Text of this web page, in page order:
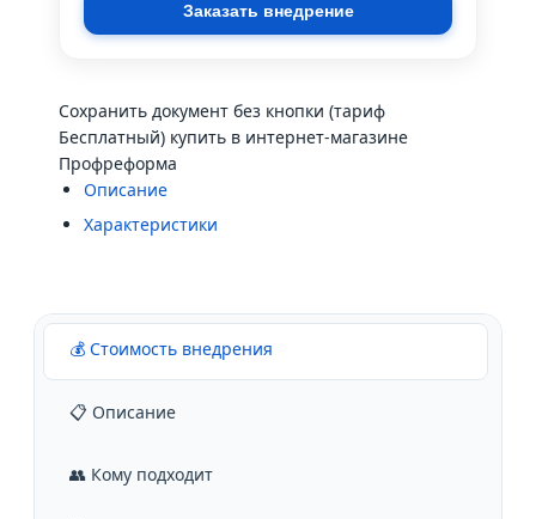
Заказать внедрение
Сохранить документ без кнопки (тариф
Бесплатный) купить в интернет-магазине
Профреформа
Описание
Характеристики
💰 Стоимость внедрения
📋 Описание
👥 Кому подходит